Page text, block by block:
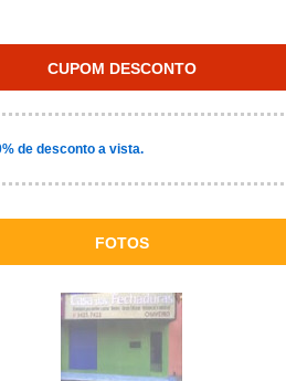
CUPOM DESCONTO
de desconto a vista.
FOTOS